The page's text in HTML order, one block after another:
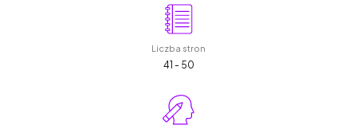
Liczba stron
41 - 50